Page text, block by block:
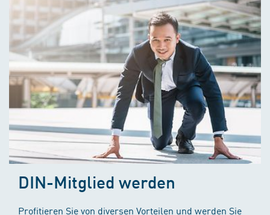
DIN-Mitglied werden
Profitieren Sie von diversen Vorteilen und werden Sie